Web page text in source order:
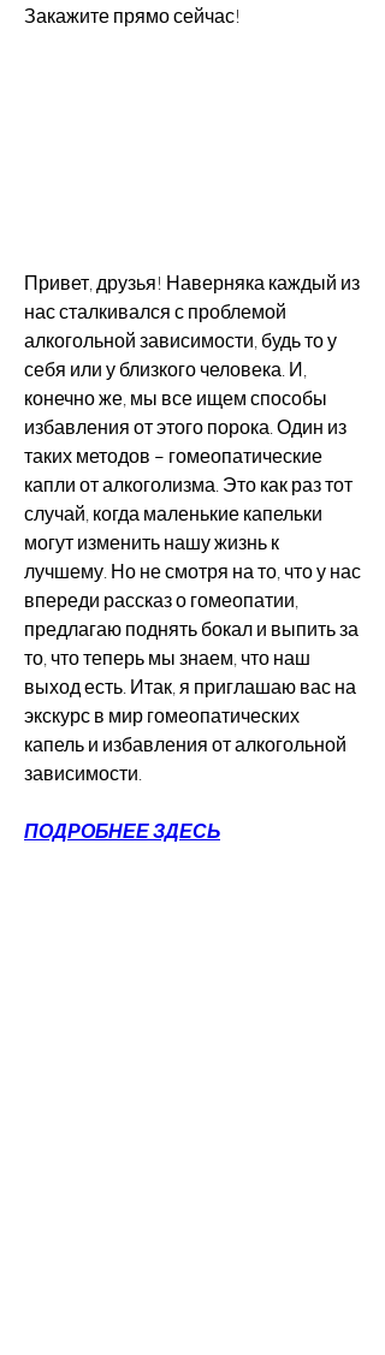
Закажите прямо сейчас!
Привет, друзья! Наверняка каждый из
нас сталкивался с проблемой
алкогольной зависимости, будь то у
себя или у близкого человека. И,
конечно же, мы все ищем способы
избавления от этого порока. Один из
таких методов – гомеопатические
капли от алкоголизма. Это как раз тот
случай, когда маленькие капельки
могут изменить нашу жизнь к
лучшему. Но не смотря на то, что у нас
впереди рассказ о гомеопатии,
предлагаю поднять бокал и выпить за
то, что теперь мы знаем, что наш
выход есть. Итак, я приглашаю вас на
экскурс в мир гомеопатических
капель и избавления от алкогольной
зависимости.
ПОДРОБНЕЕ ЗДЕСЬ